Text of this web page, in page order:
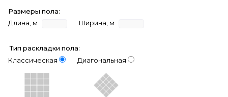
Размеры пола:
Длина, м
Ширина, м
Тип раскладки пола:
Классическая
Диагональная